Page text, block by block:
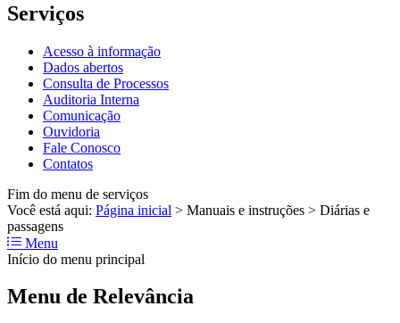
Serviços
Acesso à informação
Dados abertos
Consulta de Processos
Auditoria Interna
Comunicação
Ouvidoria
Fale Conosco
Contatos
Fim do menu de serviços
Você está aqui: Página inicial > Manuais e instruções > Diárias e
passagens
Menu
Início do menu principal
Menu de Relevância